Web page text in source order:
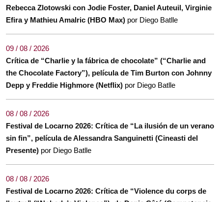
Rebecca Zlotowski con Jodie Foster, Daniel Auteuil, Virginie
Efira y Mathieu Amalric (HBO Max) por Diego Batlle
09 / 08 / 2026
Crítica de “Charlie y la fábrica de chocolate” (“Charlie and
the Chocolate Factory”), película de Tim Burton con Johnny
Depp y Freddie Highmore (Netflix) por Diego Batlle
08 / 08 / 2026
Festival de Locarno 2026: Crítica de “La ilusión de un verano
sin fin”, película de Alessandra Sanguinetti (Cineasti del
Presente) por Diego Batlle
08 / 08 / 2026
Festival de Locarno 2026: Crítica de “Violence du corps de